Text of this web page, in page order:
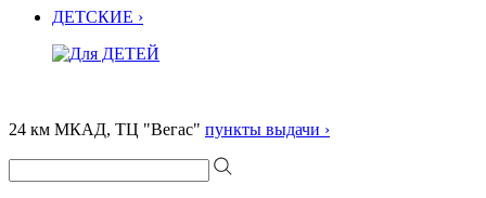
ДЕТСКИЕ ›
24 км МКАД, ТЦ "Вегас" пункты выдачи ›